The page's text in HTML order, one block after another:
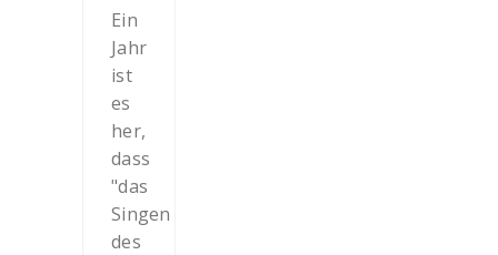
Ein
Jahr
ist
es
her,
dass
"das
Singen
des